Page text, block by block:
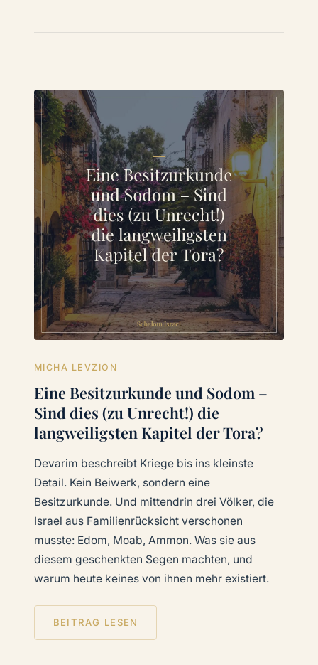
MICHA LEVZION
Eine Besitzurkunde und Sodom –
Sind dies (zu Unrecht!) die
langweiligsten Kapitel der Tora?
Devarim beschreibt Kriege bis ins kleinste
Detail. Kein Beiwerk, sondern eine
Besitzurkunde. Und mittendrin drei Völker, die
Israel aus Familienrücksicht verschonen
musste: Edom, Moab, Ammon. Was sie aus
diesem geschenkten Segen machten, und
warum heute keines von ihnen mehr existiert.
BEITRAG LESEN